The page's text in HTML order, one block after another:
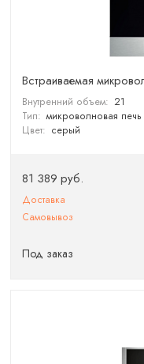
Встраиваемая
Внутренний объем: 21
Тип: микроволновая печь
Цвет: серый
81 389 руб.
Доставка
Самовывоз
Под заказ